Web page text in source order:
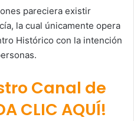
pareciera existir
la cual únicamente opera
Histórico con la intención
Canal de
CLIC AQUÍ!